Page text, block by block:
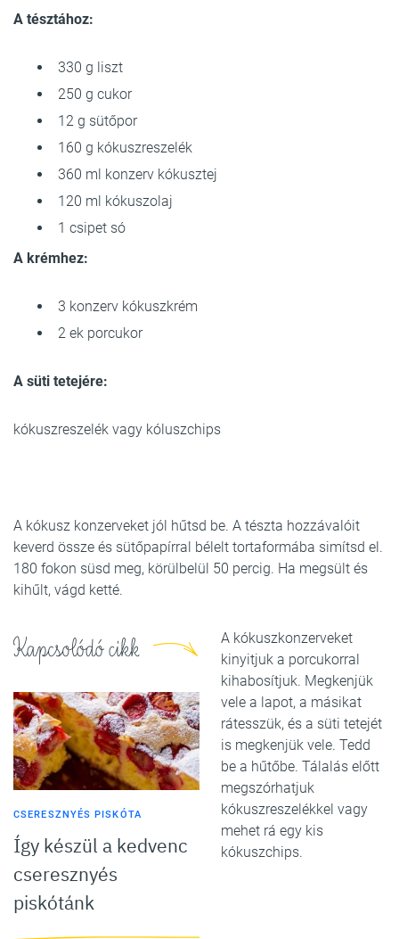
A tésztához:
330 g liszt
250 g cukor
12 g sütőpor
160 g kókuszreszelék
360 ml konzerv kókusztej
120 ml kókuszolaj
1 csipet só
A krémhez:
3 konzerv kókuszkrém
2 ek porcukor
A süti tetejére:
kókuszreszelék vagy kóluszchips
A kókusz konzerveket jól hűtsd be. A tészta hozzávalóit
keverd össze és sütőpapírral bélelt tortaformába simítsd el.
180 fokon süsd meg, körülbelül 50 percig. Ha megsült és
kihűlt, vágd ketté.
Kapcsolódó cikk
CSERESZNYÉS PISKÓTA
Így készül a kedvenc
cseresznyés
piskótánk
A kókuszkonzerveket
kinyitjuk a porcukorral
kihabosítjuk. Megkenjük
vele a lapot, a másikat
rátesszük, és a süti tetejét
is megkenjük vele. Tedd
be a hűtőbe. Tálalás előtt
megszórhatjuk
kókuszreszelékkel vagy
mehet rá egy kis
kókuszchips.